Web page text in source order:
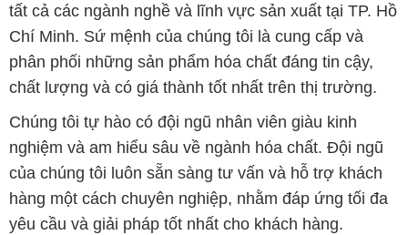
Chúng tôi tự hào có đội ngũ nhân viên giàu kinh
nghiệm và am hiểu sâu về ngành hóa chất. Đội ngũ
của chúng tôi luôn sẵn sàng tư vấn và hỗ trợ khách
hàng một cách chuyên nghiệp, nhằm đáp ứng tối đa
yêu cầu và giải pháp tốt nhất cho khách hàng.
Để biết thêm thông tin chi tiết và được tư vấn, quý
khách hàng có thể truy cập vào trang web của chúng
tôi tại địa chỉ hoachattayrua.net. Chúng tôi rất mong
được phục vụ và xây dựng mối quan hệ lâu dài, hợp